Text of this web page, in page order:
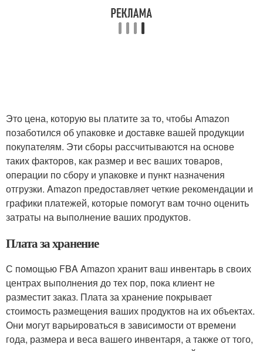
Это цена, которую вы платите за то, чтобы Amazon
позаботился об упаковке и доставке вашей продукции
покупателям. Эти сборы рассчитываются на основе
таких факторов, как размер и вес ваших товаров,
операции по сбору и упаковке и пункт назначения
отгрузки. Amazon предоставляет четкие рекомендации и
графики платежей, которые помогут вам точно оценить
затраты на выполнение ваших продуктов.
Плата за хранение
С помощью FBA Amazon хранит ваш инвентарь в своих
центрах выполнения до тех пор, пока клиент не
разместит заказ. Плата за хранение покрывает
стоимость размещения ваших продуктов на их объектах.
Они могут варьироваться в зависимости от времени
года, размера и веса вашего инвентаря, а также от того,